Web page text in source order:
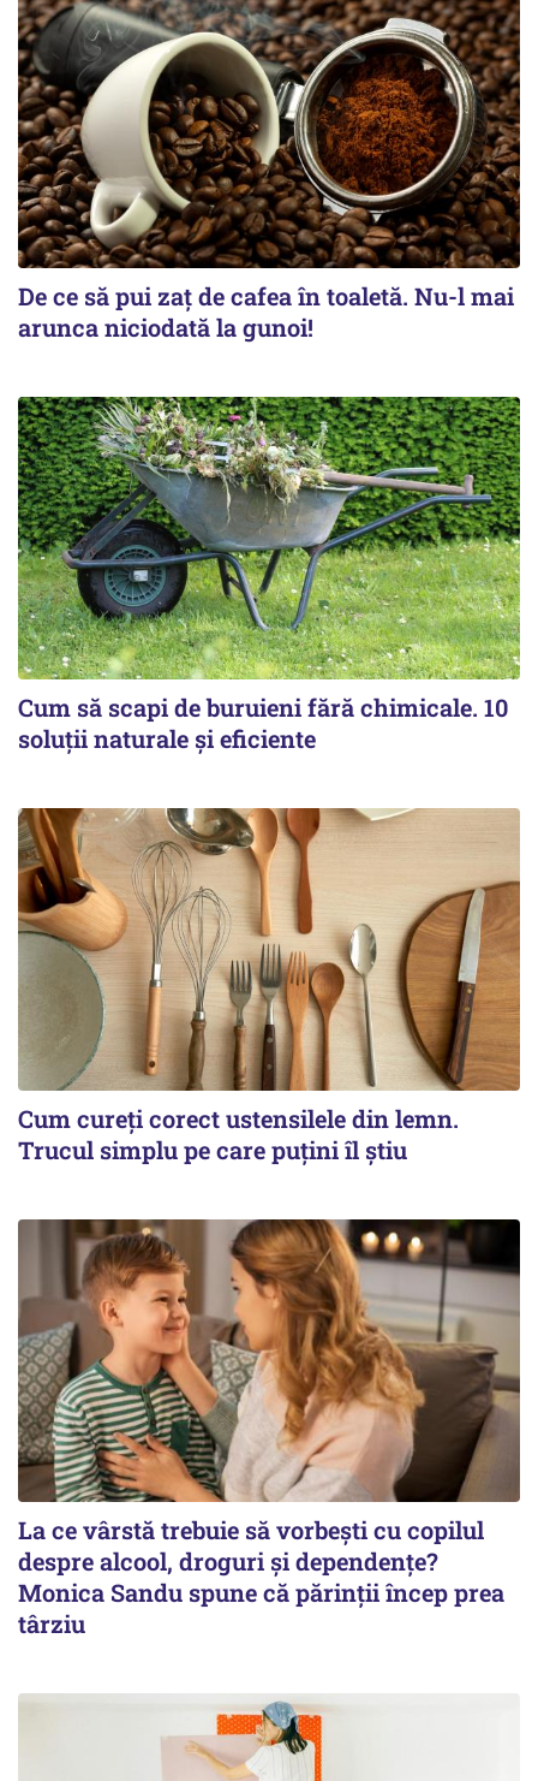
De ce să pui zaț de cafea în toaletă. Nu-l mai
arunca niciodată la gunoi!
Cum să scapi de buruieni fără chimicale. 10
soluții naturale și eficiente
Cum cureți corect ustensilele din lemn.
Trucul simplu pe care puțini îl știu
La ce vârstă trebuie să vorbești cu copilul
despre alcool, droguri și dependențe?
Monica Sandu spune că părinții încep prea
târziu